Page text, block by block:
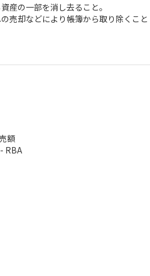
産の一部を消し去ること。
売却などにより帳簿から取り除くこと
額
RBA